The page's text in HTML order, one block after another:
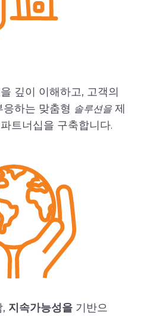
깊이 이해하고, 고객의
하는 맞춤형 솔루션을 제
트너십을 구축합니다.
지속가능성을 기반으